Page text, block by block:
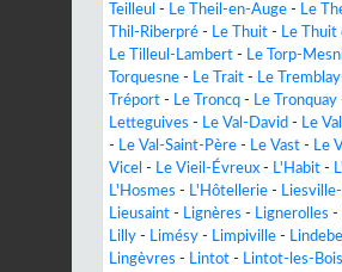
Teilleul - Le Theil-en-Auge - Le
Thil-Riberpré - Le Thuit - Le Thuit
Le Tilleul-Lambert - Le Torp-
Torquesne - Le Trait - Le
Tréport - Le Troncq - Le Tronquay
Letteguives - Le Val-David - Le
- Le Val-Saint-Père - Le Vast - Le
Vicel - Le Vieil-Évreux - L'Habit -
L'Hosmes - L'Hôtellerie -
Lieusaint - Lignères - Lignerolles -
Lilly - Limésy - Limpiville -
Lingèvres - Lintot - Lintot-les-Bois